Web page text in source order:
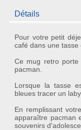
Détails
Pour votre petit
café dans une tasse
Ce mug retroporte
pacman.
Lorsque la tasse
bleues tracer un
En remplissant
apparaître pacman
souvenirs